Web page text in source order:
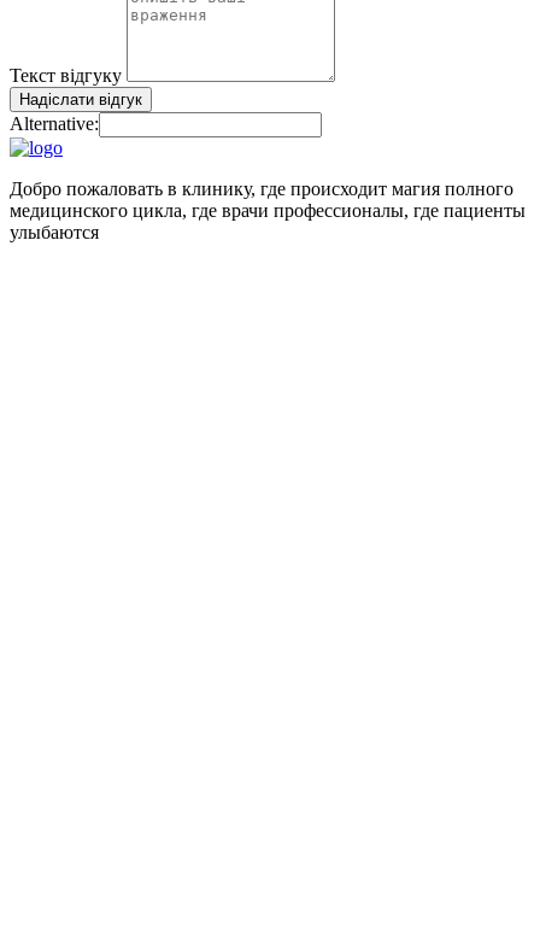
Текст відгуку
Надіслати відгук
Alternative:
Добро пожаловать в клинику, где происходит магия полного
медицинского цикла, где врачи профессионалы, где пациенты
улыбаются